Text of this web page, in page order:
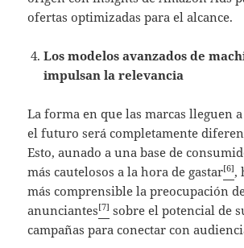
ofertas optimizadas para el alcance.
Los modelos avanzados de
impulsan la relevancia
La forma en que las marcas lleguen
el futuro será completamente
Esto, aunado a una base de
más cautelosos a la hora de gastar[6],
más comprensible la preocupación
anunciantes[7] sobre el potencial de
campañas para conectar con